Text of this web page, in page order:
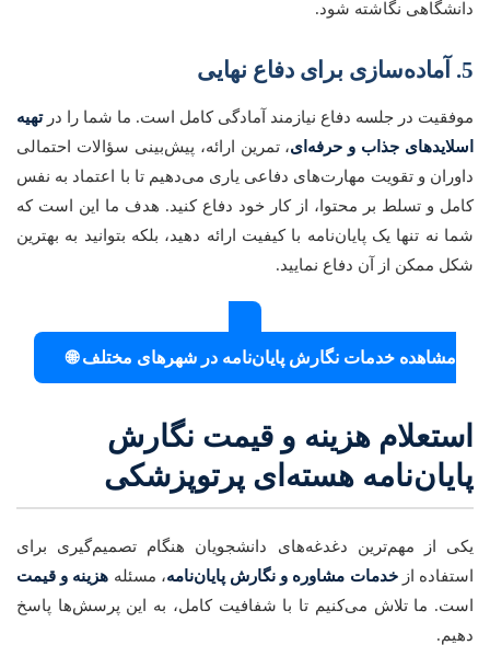
دانشگاهی نگاشته شود.
5. آماده‌سازی برای دفاع نهایی
موفقیت در جلسه دفاع نیازمند آمادگی کامل است. ما شما را درتهیه
اسلایدهای جذاب و حرفه‌ای، تمرین ارائه، پیش‌بینی سؤالات احتمالی
داوران و تقویت مهارت‌های دفاعی یاری می‌دهیم تا با اعتماد به نفس
کامل و تسلط بر محتوا، از کار خود دفاع کنید. هدف ما این است که
شما نه تنها یک پایان‌نامه با کیفیت ارائه دهید، بلکه بتوانید به بهترین
شکل ممکن از آن دفاع نمایید.
مشاهده خدمات نگارش پایان‌نامه در شهرهای مختلف 🌐
استعلام هزینه و قیمت نگارش
پایان‌نامه هسته‌ای پرتوپزشکی
یکی از مهم‌ترین دغدغه‌های دانشجویان هنگام تصمیم‌گیری برای
استفاده ازخدمات مشاوره و نگارش پایان‌نامه، مسئله هزینه و قیمت
است. ما تلاش می‌کنیم تا با شفافیت کامل، به این پرسش‌ها پاسخ
دهیم.